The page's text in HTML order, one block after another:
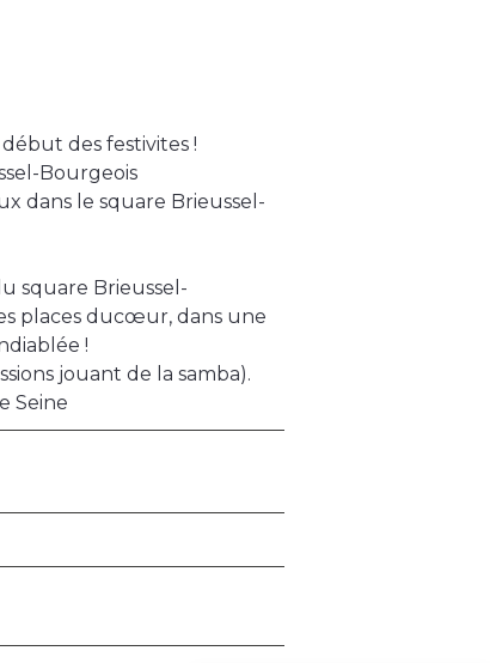
des festivites !
Bourgeois
dans le square Brieussel-
square Brieussel-
places ducœur, dans une
!
jouant de la samba).
Seine